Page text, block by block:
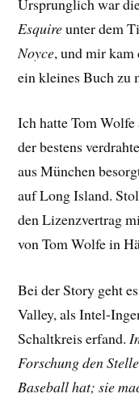
Esquireunter dem
Noyce, und mir kam
ein kleines Buch zu
Ich hatte Tom
der bestens
aus München
auf Long Island.
den Lizenzvertrag
von Tom Wolfe in
Bei der Story geht
Valley, als Intel-
Schaltkreis erfand.
Forschung den
Baseball hat; sie